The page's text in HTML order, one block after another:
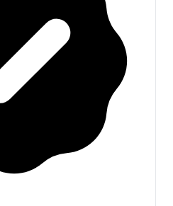
için serin bir sığınak
ise renk cümbüşü
sunar. Kış aylarında
kar yağışlı olabileceği
sıkı giyinmek ve
Hafta içi Karagöl Orman
bir atmosfere sahipken,
yoğunluk
doğanın tadını